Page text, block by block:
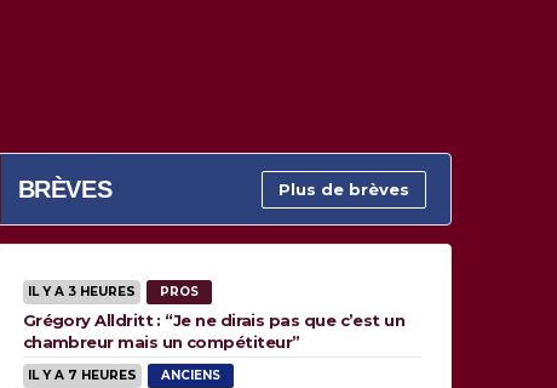
BRÈVES Plus de brèves
IL Y A 3 HEURES PROS
Grégory Alldritt : “Je ne dirais pas que c’est un
chambreur mais un compétiteur”
IL Y A 7 HEURES ANCIENS